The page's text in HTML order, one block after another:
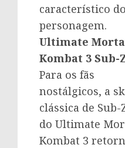
característico do
personagem.
Ultimate
Kombat 3 Sub-
Para os fãs
nostálgicos, a
clássica de Sub-
do Ultimate
Kombat 3